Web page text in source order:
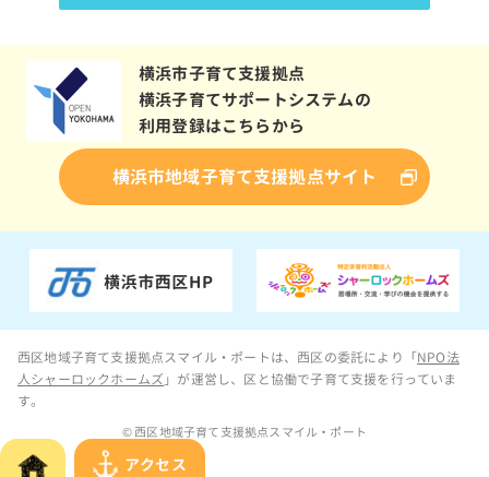
アクセス
横浜市子育て支援拠点
横浜子育てサポートシステムの
利用登録はこちらから
横浜市地域子育て支援拠点サイト
西区地域子育て支援拠点スマイル・ポートは、西区の委託により「NPO法
人シャーロックホームズ 」が運営し、区と協働で子育て支援を行っていま
す。
© 西区地域子育て支援拠点スマイル・ポート